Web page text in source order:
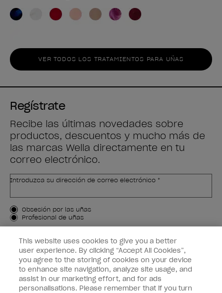
VER TODOS LOS TRATAMIENTOS PARA UÑAS
Regístrate
Recibe las últimas novedades sobre
productos, descuentos y mucho más de
las marcas Wella directamente en tu
correo electrónico.
Introduzca su dirección de correo electrónico *
Tipo de cliente
Obsesión por las uñas
Profesional de uñas
APÚNTAME
Customer Information
Connect with OPI
This website uses cookies to give you a better
user experience. By clicking “Accept All Cookies”,
you agree to the storing of cookies on your device
to enhance site navigation, analyze site usage, and
assist in our marketing effort, and for ads
personalisations. Please remember that if you turn